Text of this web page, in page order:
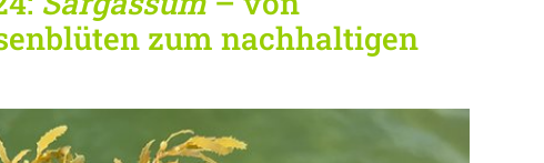
zum nachhaltigen